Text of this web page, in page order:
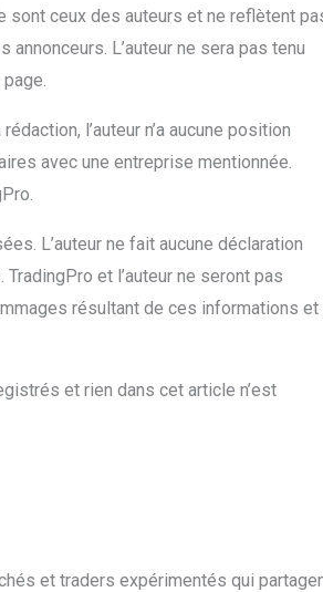
ceux des auteurs et ne reflètent
L’auteur ne sera pas tenu
l’auteur n’a aucune position
avec une entreprise mentionnée.
L’auteur ne fait aucune déclaration
et l’auteur ne seront pas
résultant de ces informations et
et rien dans cet article n’est
et traders expérimentés qui